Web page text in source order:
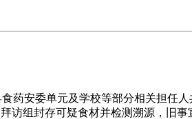
安委单元及学校等部分相关担任
访组封存可疑食材并检测溯源，旧